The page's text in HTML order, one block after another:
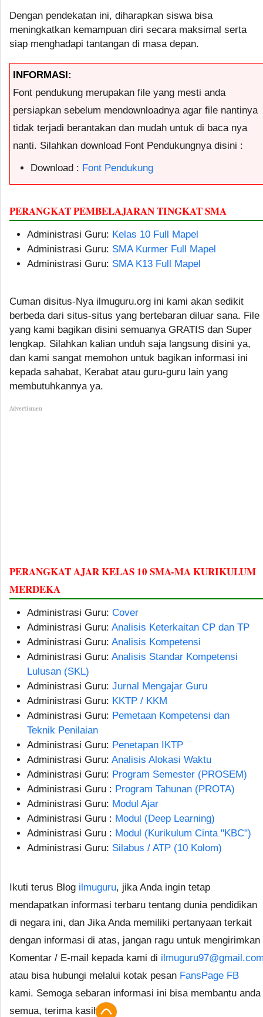
Dengan pendekatan ini, diharapkan siswa bisa
meningkatkan kemampuan diri secara maksimal serta
siap menghadapi tantangan di masa depan.
INFORMASI:
Font pendukung merupakan file yang mesti anda
persiapkan sebelum mendownloadnya agar file nantinya
tidak terjadi berantakan dan mudah untuk di baca nya
nanti. Silahkan download Font Pendukungnya disini :
Download : Font Pendukung
PERANGKAT PEMBELAJARAN TINGKAT SMA
Administrasi Guru: Kelas 10 Full Mapel
Administrasi Guru: SMA Kurmer Full Mapel
Administrasi Guru: SMA K13 Full Mapel
Cuman disitus-Nya ilmuguru.org ini kami akan sedikit
berbeda dari situs-situs yang bertebaran diluar sana. File
yang kami bagikan disini semuanya GRATIS dan Super
lengkap. Silahkan kalian unduh saja langsung disini ya,
dan kami sangat memohon untuk bagikan informasi ini
kepada sahabat, Kerabat atau guru-guru lain yang
membutuhkannya ya.
Advertismen
PERANGKAT AJAR KELAS 10 SMA-MA KURIKULUM
MERDEKA
Administrasi Guru: Cover
Administrasi Guru: Analisis Keterkaitan CP dan TP
Administrasi Guru: Analisis Kompetensi
Administrasi Guru: Analisis Standar Kompetensi
Lulusan (SKL)
Administrasi Guru: Jurnal Mengajar Guru
Administrasi Guru: KKTP / KKM
Administrasi Guru: Pemetaan Kompetensi dan
Teknik Penilaian
Administrasi Guru: Penetapan IKTP
Administrasi Guru: Analisis Alokasi Waktu
Administrasi Guru: Program Semester (PROSEM)
Administrasi Guru : Program Tahunan (PROTA)
Administrasi Guru: Modul Ajar
Administrasi Guru : Modul (Deep Learning)
Administrasi Guru : Modul (Kurikulum Cinta "KBC")
Administrasi Guru: Silabus / ATP (10 Kolom)
Ikuti terus Blog ilmuguru, jika Anda ingin tetap
mendapatkan informasi terbaru tentang dunia pendidikan
di negara ini, dan Jika Anda memiliki pertanyaan terkait
dengan informasi di atas, jangan ragu untuk mengirimkan
Komentar / E-mail kepada kami di
atau bisa hubungi melalui kotak pesan FansPage FB
kami. Semoga sebaran informasi ini bisa membantu anda
semua, terima kasih.